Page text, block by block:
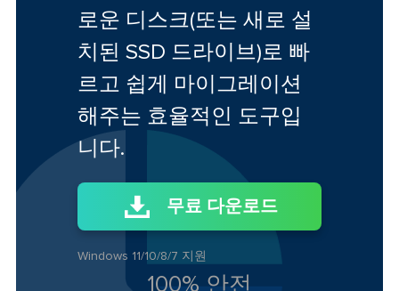
로운 디스크(또는 새로 설
치된 SSD 드라이브)로 빠
르고 쉽게 마이그레이션
해주는 효율적인 도구입
니다.
무료 다운로드
Windows 11/10/8/7 지원
100% 안전